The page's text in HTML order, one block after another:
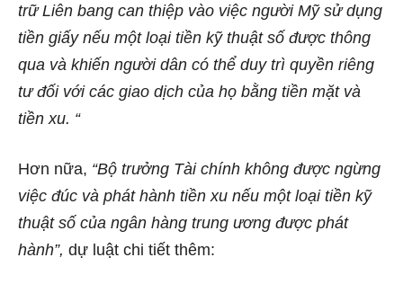
trữ Liên bang can thiệp vào việc người Mỹ sử dụng
tiền giấy nếu một loại tiền kỹ thuật số được thông
qua và khiến người dân có thể duy trì quyền riêng
tư đối với các giao dịch của họ bằng tiền mặt và
tiền xu. “
Hơn nữa, “Bộ trưởng Tài chính không được ngừng
việc đúc và phát hành tiền xu nếu một loại tiền kỹ
thuật số của ngân hàng trung ương được phát
hành”, dự luật chi tiết thêm: